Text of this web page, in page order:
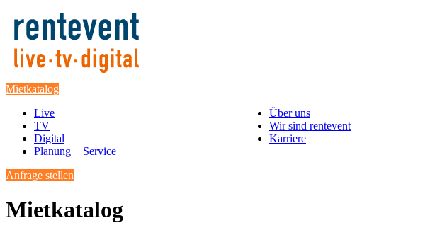
Mietkatalog
Live
TV
Digital
Planung + Service
Über uns
Wir sind rentevent
Karriere
Anfrage stellen
Mietkatalog